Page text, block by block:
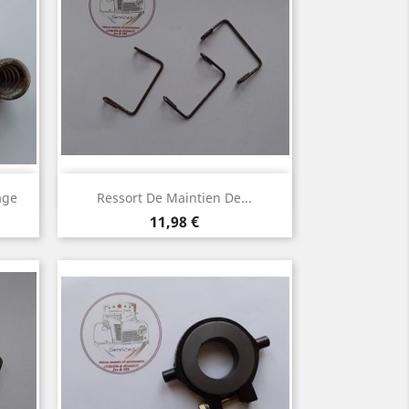
Ressort De Maintien De...
Prix
11,98 €
Aperçu rapide